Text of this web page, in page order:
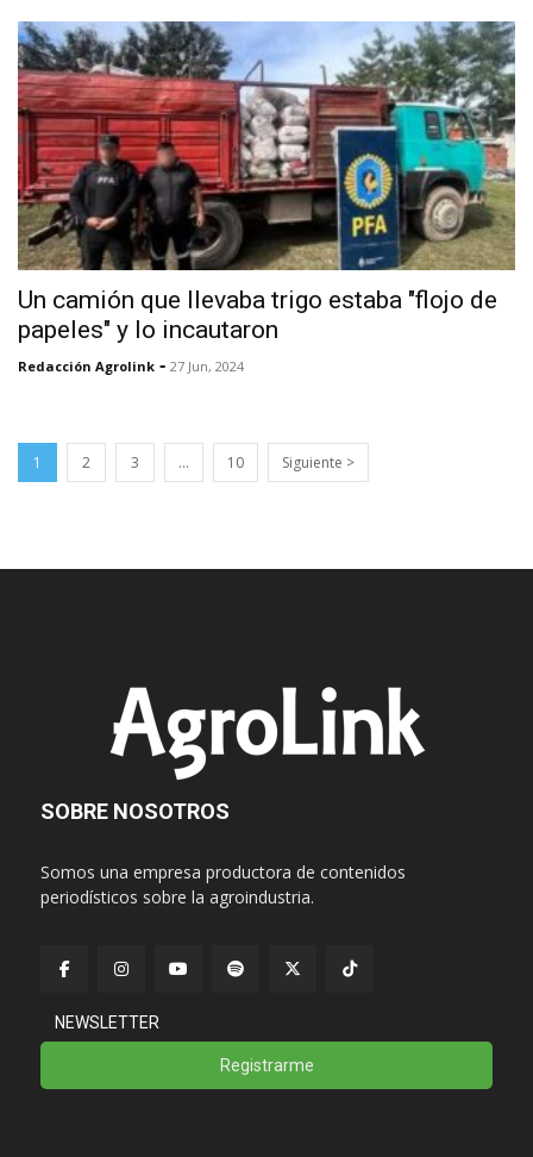
Un camión que llevaba trigo estaba "flojo de
papeles" y lo incautaron
Redacción Agrolink - 27 Jun, 2024
1 2 3 … 10 Siguiente >
SOBRE NOSOTROS
Somos una empresa productora de contenidos
periodísticos sobre la agroindustria.
NEWSLETTER
Registrarme